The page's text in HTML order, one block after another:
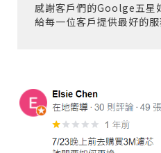
感謝客戶們的Goolge五星
給每一位客戶提供最好的服